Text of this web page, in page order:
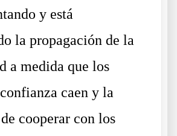
y está
la propagación de la
a medida que los
caen y la
cooperar con los